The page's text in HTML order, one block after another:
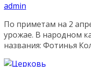
admin
По приметам на 2
урожае. В народном
названия: Фотинья